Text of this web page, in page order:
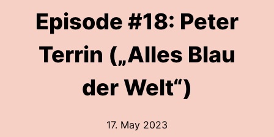
Episode #18: Peter
Terrin („Alles Blau
der Welt“)
17. May 2023